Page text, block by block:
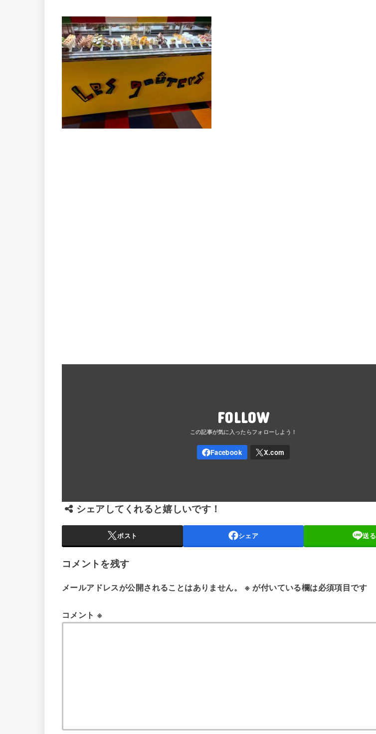
FOLLOW
シェアしてくれると嬉しいです！
ポスト シェア 送る
コメントを残す
メールアドレスが公開されることはありません。 ※が付いている欄は必須項目です
コメント※